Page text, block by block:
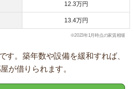
12.3万円
13.4万円
※2023年1月時点の家賃相場
す。築年数や設備を緩和すれば、
が借りられます。